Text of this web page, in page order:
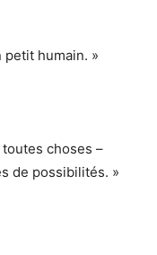
petit humain. »
toutes choses –
de possibilités. »